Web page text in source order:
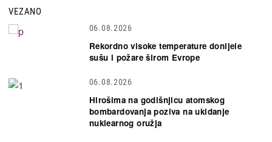
VEZANO
06.08.2026
Rekordno visoke temperature donijele
sušu i požare širom Evrope
06.08.2026
Hirošima na godišnjicu atomskog
bombardovanja poziva na ukidanje
nuklearnog oružja